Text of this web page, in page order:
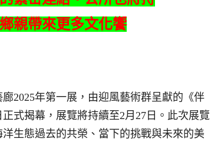
親帶來更多文化饗
廊2025年第一展，由迎風藝術群呈獻的《伴
正式揭幕，展覽將持續至2月 27 日。此次展覽
生態過去的共榮、當下的挑戰與未來的美